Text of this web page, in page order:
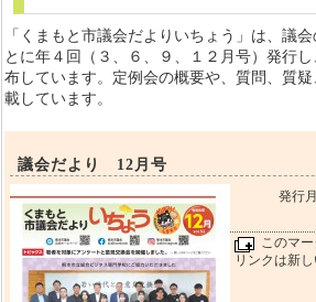
「くまもと市議会だよりいちょう」は、議
とに年４回（３、６、９、１２月号）発行
布しています。定例会の概要や、質問、質
載しています。
議会だより 12月号
発行
このマ
リンクは新